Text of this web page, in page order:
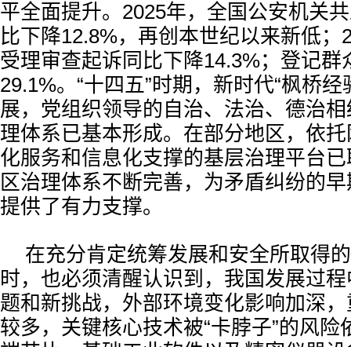
平全面提升。2025年，全国公安机关
比下降12.8%，再创本世纪以来新低；
受理审查起诉同比下降14.3%；登记群
29.1%。“十四五”时期，新时代“枫桥
展，党组织领导的自治、法治、德治
理体系已基本形成。在部分地区，依
化服务和信息化支撑的基层治理平台
区治理体系不断完善，为矛盾纠纷的
提供了有力支撑。
在充分肯定统筹发展和安全所取得
时，也必须清醒认识到，我国发展过
题和新挑战，外部环境变化影响加深
较多，关键核心技术被“卡脖子”的风险